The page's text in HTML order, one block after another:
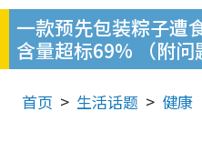
一款预先包装粽子遭
含量超标69% （附问
首页 生活话题 健康